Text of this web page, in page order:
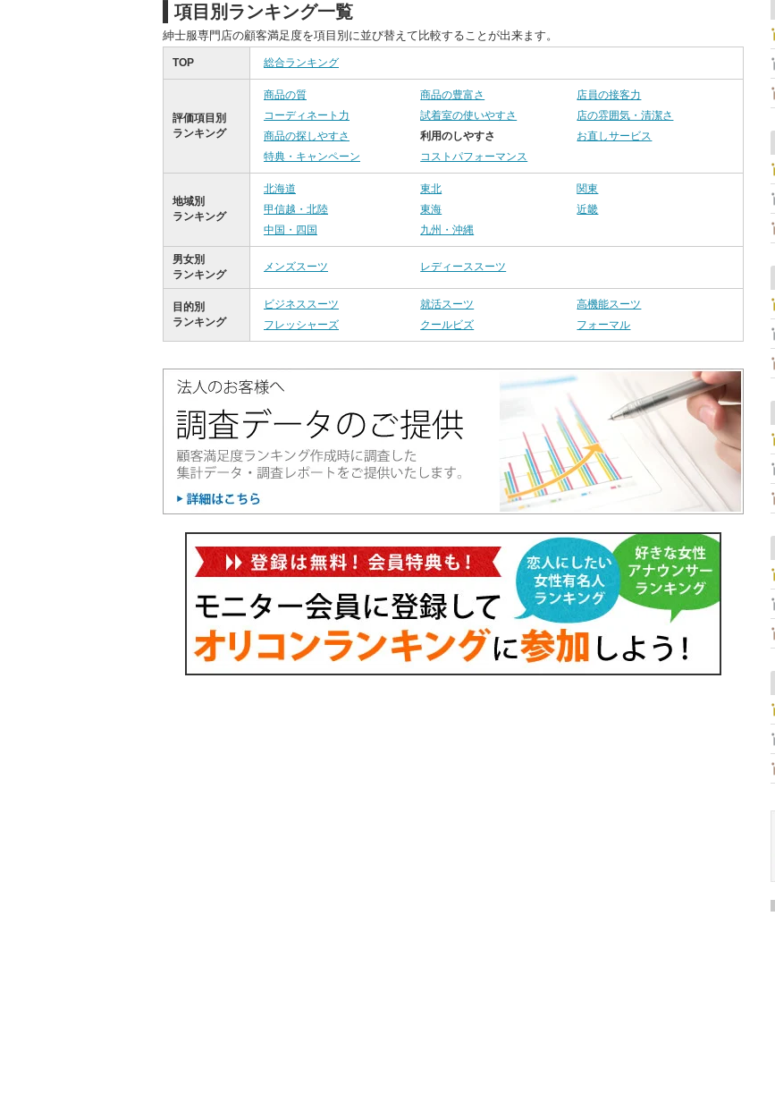
項目別ランキング一覧
紳士服専門店の顧客満足度を項目別に並び替えて比較することが出来ます。
TOP 総合ランキング
評価項目別
ランキング
商品の質 商品の豊富さ
店員の接客力
コーディネート力
試着室の使いやすさ
店の雰囲気・清潔さ
商品の探しやすさ
利用のしやすさ
お直しサービス
特典・キャンペーン
コストパフォーマンス
地域別
ランキング
北海道 東北
関東
甲信越・北陸
東海
近畿
中国・四国
九州・沖縄
男女別
ランキング
メンズスーツ レディーススーツ
目的別
ランキング
ビジネススーツ 就活スーツ
高機能スーツ
フレッシャーズ
クールビズ フォーマル